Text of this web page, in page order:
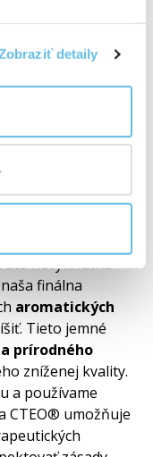
detaily
olejov,
zo 100 %
k tomu, že
je
zberua čas
šarža
nevyhnutná
finálna
aromatických
Tieto jemné
prírodného
zníženej kvality.
a používame
CTEO® umožňuje